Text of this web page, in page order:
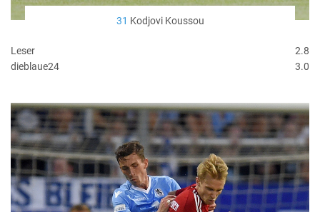
31 Kodjovi Koussou
Leser
2.8
dieblaue24
3.0